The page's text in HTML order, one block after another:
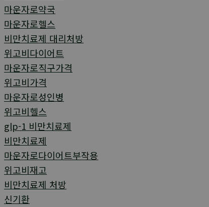
마운자로약국
마운자로헬스
비만치료제 대리처방
위고비다이어트
마운자로직구가격
위고비가격
마운자로성인병
위고비헬스
glp-1 비만치료제
비만치료제
마운자로다이어트부작용
위고비재고
비만치료제 처방
신기환